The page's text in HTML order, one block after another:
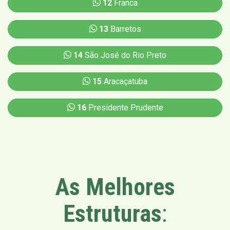
12Franca
13Barretos
14 São José do Rio Preto
15 Aracaçatuba
16Presidente Prudente
As Melhores
Estruturas: